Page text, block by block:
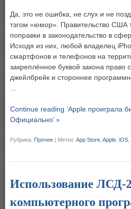
Да, это не ошибка, не слух и не
тэгом «юмор». Правительство США
поправки в законодательство в
Исходя из них, любой владелец
смартфонов и телефонов на
закреплённое буквой закона право
джейлбрейк и стороннее
Continue reading ‘Apple проиграла
Официально’ »
Рубрика: Прочее | Метки: App Store Apple iOS
Использование ЛСД-
компьютерного